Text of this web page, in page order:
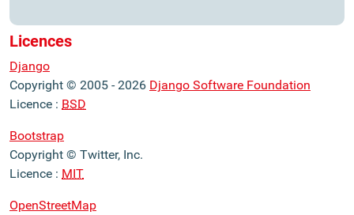
Licences
Django
Copyright © 2005 - 2026 Django Software Foundation
Licence : BSD
Bootstrap
Copyright © Twitter, Inc.
Licence : MIT
OpenStreetMap